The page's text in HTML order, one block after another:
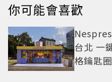
你可能會喜歡
台北 一
格鑰匙圈